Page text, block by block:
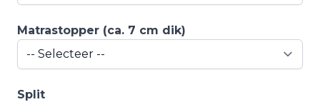
Matrastopper (ca. 7 cm dik)
Split